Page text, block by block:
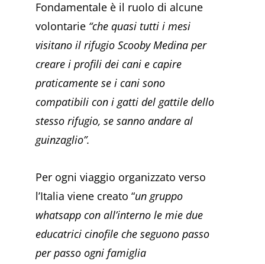
Fondamentale è il ruolo di alcune
volontarie “che quasi tutti i mesi
visitano il rifugio Scooby Medina per
creare i profili dei cani e capire
praticamente se i cani sono
compatibili con i gatti del gattile dello
stesso rifugio, se sanno andare al
guinzaglio”.
Per ogni viaggio organizzato verso
l’Italia viene creato “un gruppo
whatsapp con all’interno le mie due
educatrici cinofile che seguono passo
per passo ogni famiglia